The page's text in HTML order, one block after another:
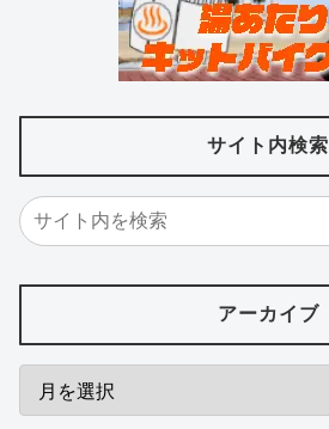
サイト内検索
アーカイブ